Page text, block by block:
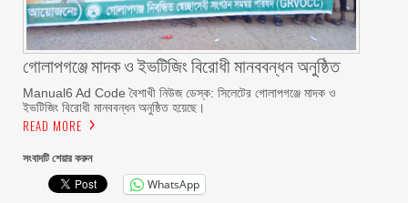
গোলাপগঞ্জে মাদক ও ইভটিজিং বিরোধী মানববন্ধন অনুষ্ঠিত
Manual6 Ad Code বৈশাখী নিউজ ডেস্ক: সিলেটের গোলাপগঞ্জে মাদক ও
ইভটিজিং বিরোধী মানববন্ধন অনুষ্ঠিত হয়েছে।
READ MORE
সংবাদটি শেয়ার করুন
WhatsApp